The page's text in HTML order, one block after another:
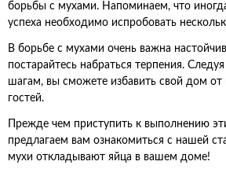
борьбы с мухами. Напоминаем, что
успеха необходимо испробовать
В борьбе с мухами очень важна
постарайтесь набраться терпения.
шагам, вы сможете избавить свой дом от
гостей.
Прежде чем приступить к выполнению
предлагаем вам ознакомиться с нашей
мухи откладывают яйца в вашем доме!